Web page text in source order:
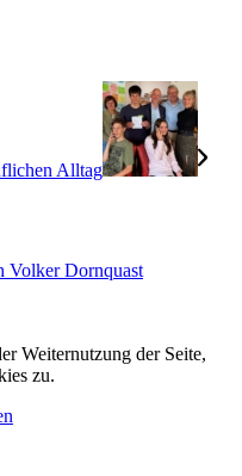
Alltag
Volker Dornquast
Weiternutzung der Seite,
zu.